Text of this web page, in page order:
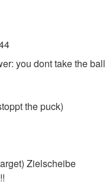
you dont take the
the puck)
Zielscheibe